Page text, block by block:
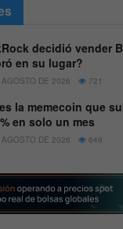
decidió vender
en su lugar?
AGOSTO DE 2026 721
la memecoin que
en solo un mes
AGOSTO DE 2026 649